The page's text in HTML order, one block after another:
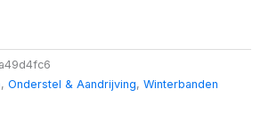
, Onderstel & Aandrijving, Winterbanden